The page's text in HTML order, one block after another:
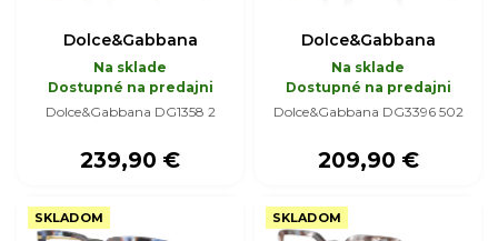
Dolce&Gabbana
Na sklade
Dostupné na predajni
Dolce&Gabbana DG1358 2
239,90 €
Dolce&Gabbana
Na sklade
Dostupné na predajni
Dolce&Gabbana DG3396 502
209,90 €
SKLADOM SKLADOM